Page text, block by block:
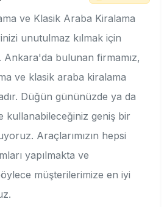
ve Klasik Araba Kiralama
unutulmaz kılmak için
Ankara'da bulunan firmamız,
ve klasik araba kiralama
Düğün gününüzde ya da
kullanabileceğiniz geniş bir
Araçlarımızın hepsi
yapılmakta ve
müşterilerimize en iyi